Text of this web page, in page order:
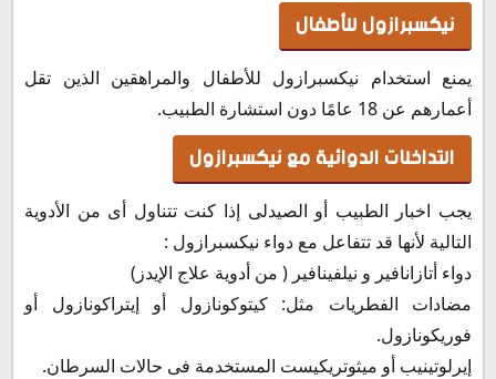
نيكسبرازول للأطفال
يمنع استخدام نيكسبرازول للأطفال والمراهقين الذين تقل
أعمارهم عن 18 عامًا دون استشارة الطبيب.
التداخلات الدوائية مع نيكسبرازول
يجب اخبار الطبيب أو الصيدلى إذا كنت تتناول أى من الأدوية
التالية لأنها قد تتفاعل مع دواء نيكسبرازول :
دواء أتازانافير و نيلفينافير ( من أدوية علاج الإيدز)
مضادات الفطريات مثل: كيتوكونازول أو إيتراكونازول أو
فوريكونازول.
إيرلوتينيب أو ميثوتريكيست المستخدمة فى حالات السرطان.